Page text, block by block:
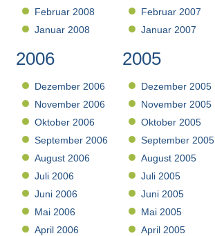
Februar 2008
Januar 2008
Februar 2007
Januar 2007
2006
Dezember 2006
November 2006
Oktober 2006
September 2006
August 2006
Juli 2006
Juni 2006
Mai 2006
April 2006
2005
Dezember 2005
November 2005
Oktober 2005
September 2005
August 2005
Juli 2005
Juni 2005
Mai 2005
April 2005